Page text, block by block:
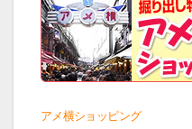
アメ横ショッピング